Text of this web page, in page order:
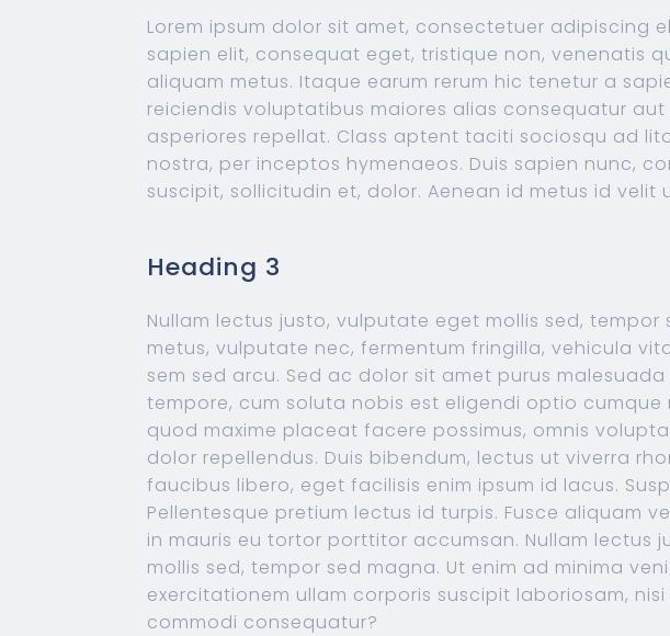
Lorem ipsum dolor sit amet, consectetuer adipiscing
sapien elit, consequat eget, tristique non, venenatis
aliquam metus. Itaque earum rerum hic tenetur a
reiciendis voluptatibus maiores alias consequatur
asperiores repellat. Class aptent taciti sociosqu ad
nostra, per inceptos hymenaeos. Duis sapien nunc,
suscipit, sollicitudin et, dolor. Aenean id metus id velit
Heading 3
Nullam lectus justo, vulputate eget mollis sed, tempor
metus, vulputate nec, fermentum fringilla, vehicula
sem sed arcu. Sed ac dolor sit amet purus
tempore, cum soluta nobis est eligendi optio cumque
quod maxime placeat facere possimus, omnis
dolor repellendus. Duis bibendum, lectus ut viverra
faucibus libero, eget facilisis enim ipsum id lacus.
Pellentesque pretium lectus id turpis. Fusce aliquam
in mauris eu tortor porttitor accumsan. Nullam lectus
mollis sed, tempor sed magna. Ut enim ad minima
exercitationem ullam corporis suscipit laboriosam,
commodi consequatur?